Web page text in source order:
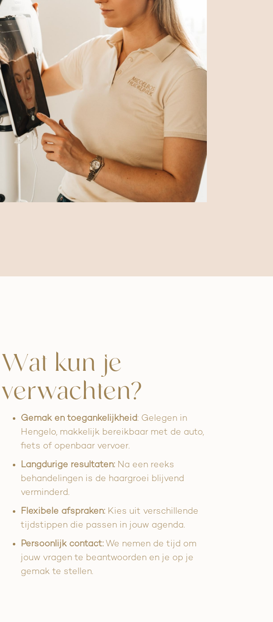
Wat kun je
verwachten?
Gemak en toegankelijkheid: Gelegen in
Hengelo, makkelijk bereikbaar met de auto,
fiets of openbaar vervoer.
Langdurige resultaten: Na een reeks
behandelingen is de haargroei blijvend
verminderd.
Flexibele afspraken: Kies uit verschillende
tijdstippen die passen in jouw agenda.
Persoonlijk contact: We nemen de tijd om
jouw vragen te beantwoorden en je op je
gemak te stellen.